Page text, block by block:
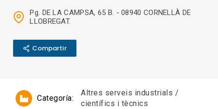
Pg. DE LA CAMPSA, 65 B. - 08940 CORNELLÀ DE
LLOBREGAT.
Compartir
Categoría:
Altres serveis industrials /
científics i tècnics